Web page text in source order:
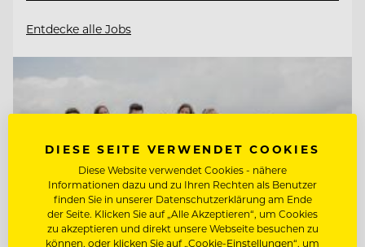
Entdecke alle Jobs
DIESE SEITE VERWENDET COOKIES
Diese Website verwendet Cookies - nähere
Informationen dazu und zu Ihren Rechten als Benutzer
finden Sie in unserer Datenschutzerklärung am Ende
der Seite. Klicken Sie auf „Alle Akzeptieren“, um Cookies
zu akzeptieren und direkt unsere Webseite besuchen zu
können, oder klicken Sie auf „Cookie-Einstellungen“, um